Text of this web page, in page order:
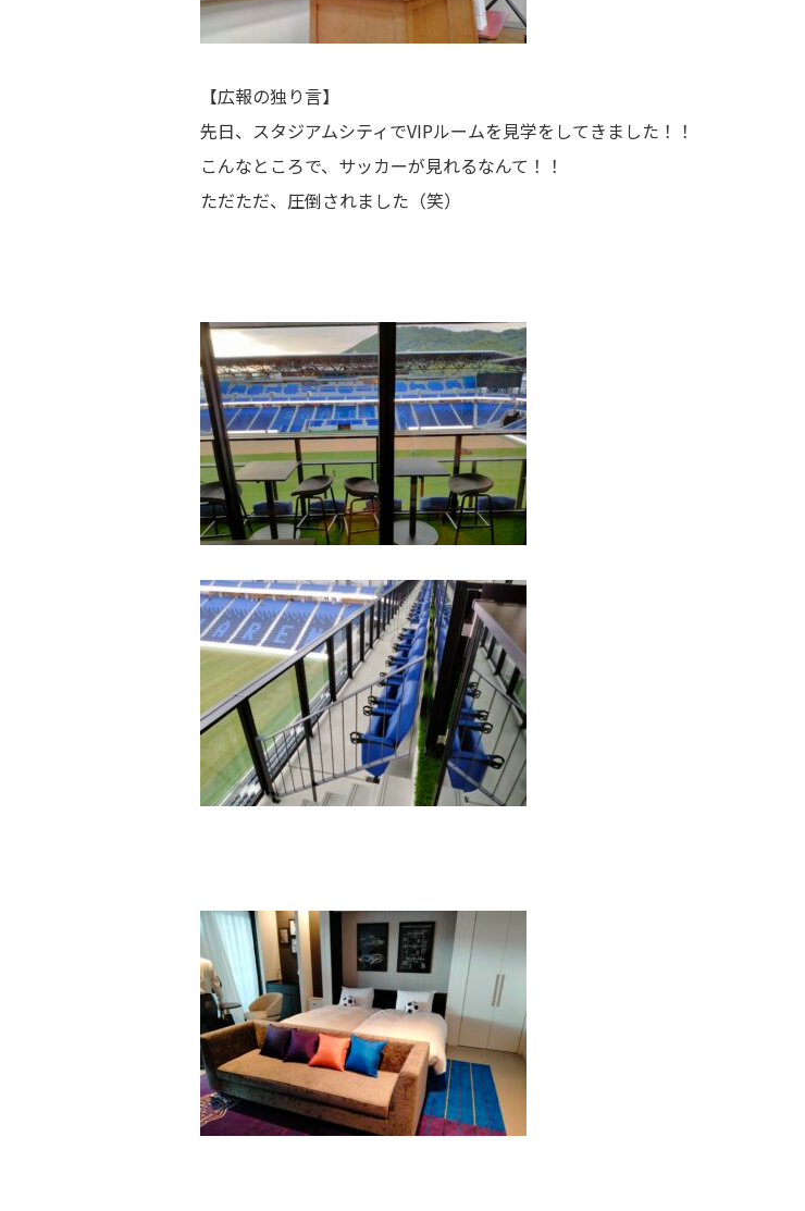
【広報の独り言】
先日、スタジアムシティでVIPルームを見学をしてきました！！
こんなところで、サッカーが見れるなんて！！
ただただ、圧倒されました（笑）